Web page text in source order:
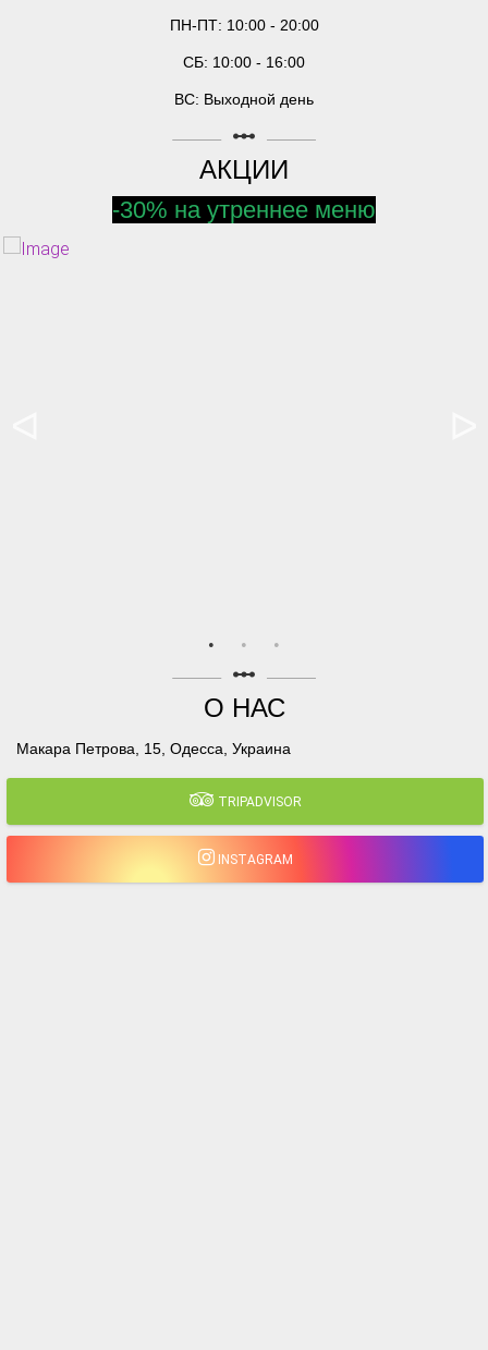
ПН-ПТ: 10:00 - 20:00
СБ: 10:00 - 16:00
ВС: Выходной день
linear_scale
АКЦИИ
-30% на утреннее меню
linear_scale
О НАС
Макара Петрова, 15, Одесса, Украина
TRIPADVISOR
INSTAGRAM